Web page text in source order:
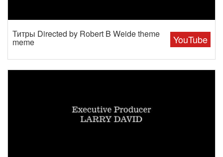
YouTube
Титры Directed by Robert B Weide theme
meme